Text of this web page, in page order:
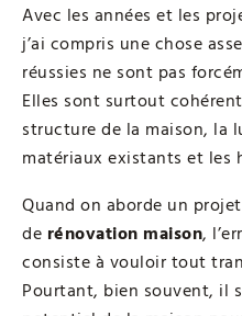
Avec les années et les
j’ai compris une chose
réussies ne sont pas
Elles sont surtout
structure de la maison, la
matériaux existants et les
Quand on aborde un
de rénovation maison,
consiste à vouloir tout
Pourtant, bien souvent, il